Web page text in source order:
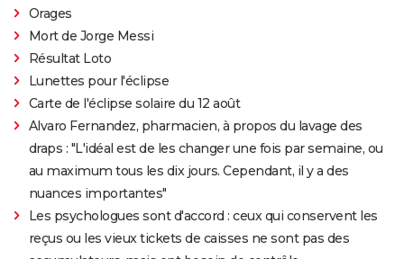
Orages
Mort de Jorge Messi
Résultat Loto
Lunettes pour l'éclipse
Carte de l'éclipse solaire du 12 août
Alvaro Fernandez, pharmacien, à propos du lavage des
draps : "L'idéal est de les changer une fois par semaine, ou
au maximum tous les dix jours. Cependant, il y a des
nuances importantes"
Les psychologues sont d'accord : ceux qui conservent les
reçus ou les vieux tickets de caisses ne sont pas des